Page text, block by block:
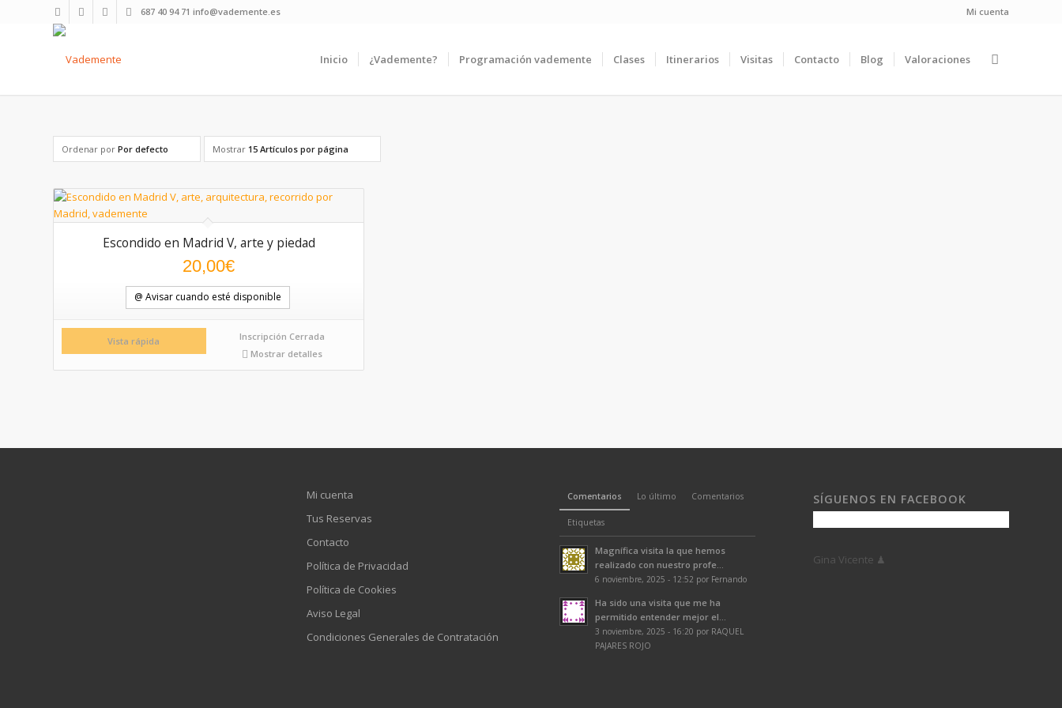
Mi cuenta
687 40 94 71 info@vademente.es
Inicio ¿Vademente? Programación vademente Clases Itinerarios Visitas Contacto Blog Valoraciones
Ordenar por Por defecto Mostrar 15 Artículos por página
Escondido en Madrid V, arte y piedad
20,00€
@ Avisar cuando esté disponible
Vista rápida
Inscripción Cerrada
Mostrar detalles
Mi cuenta
Tus Reservas
Contacto
Política de Privacidad
Política de Cookies
Aviso Legal
Condiciones Generales de Contratación
Comentarios Lo último Comentarios
Etiquetas
Magnífica visita la que hemos
realizado con nuestro profe...
6 noviembre, 2025 - 12:52 por Fernando
Ha sido una visita que me ha
permitido entender mejor el...
3 noviembre, 2025 - 16:20 por RAQUEL
PAJARES ROJO
SÍGUENOS EN FACEBOOK
Gina Vicente ♟